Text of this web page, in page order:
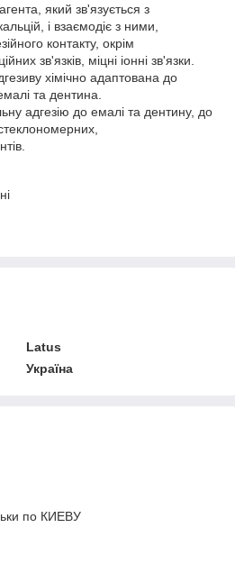
який зв'язується з
і взаємодіє з ними,
контакту, окрім
зв'язків, міцні іонні зв'язки.
хімічно адаптована до
та дентина.
адгезію до емалі та дентину, до
Latus
Україна
по КИЕВУ